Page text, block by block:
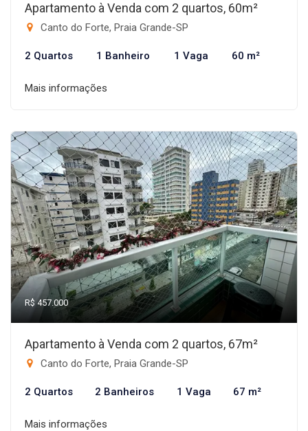
Apartamento à Venda com 2 quartos, 60m²
Canto do Forte, Praia Grande-SP
2 Quartos 1 Banheiro 1 Vaga 60 m²
Mais informações
R$ 457.000
Apartamento à Venda com 2 quartos, 67m²
Canto do Forte, Praia Grande-SP
2 Quartos 2 Banheiros 1 Vaga 67 m²
Mais informações